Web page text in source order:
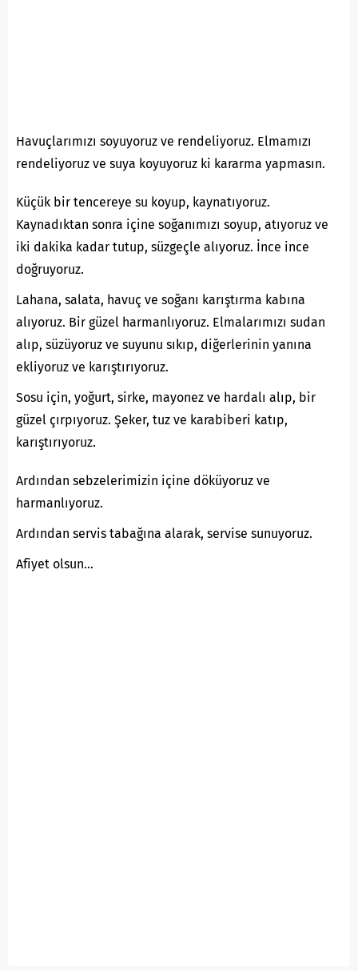
Havuçlarımızı soyuyoruz ve rendeliyoruz. Elmamızı
rendeliyoruz ve suya koyuyoruz ki kararma yapmasın.
Küçük bir tencereye su koyup, kaynatıyoruz.
Kaynadıktan sonra içine soğanımızı soyup, atıyoruz ve
iki dakika kadar tutup, süzgeçle alıyoruz. İnce ince
doğruyoruz.
Lahana, salata, havuç ve soğanı karıştırma kabına
alıyoruz. Bir güzel harmanlıyoruz. Elmalarımızı sudan
alıp, süzüyoruz ve suyunu sıkıp, diğerlerinin yanına
ekliyoruz ve karıştırıyoruz.
Sosu için, yoğurt, sirke, mayonez ve hardalı alıp, bir
güzel çırpıyoruz. Şeker, tuz ve karabiberi katıp,
karıştırıyoruz.
Ardından sebzelerimizin içine döküyoruz ve
harmanlıyoruz.
Ardından servis tabağına alarak, servise sunuyoruz.
Afiyet olsun…